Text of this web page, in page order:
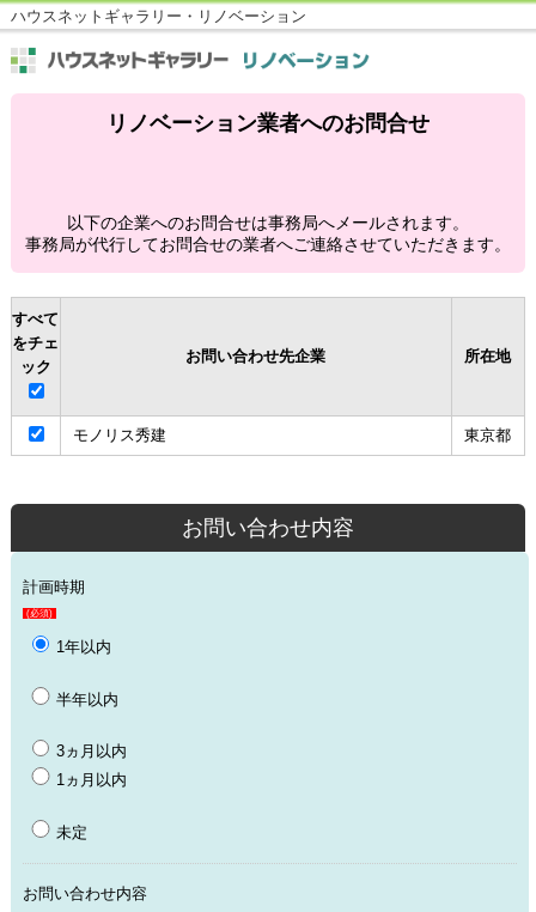
ハウスネットギャラリー・リノベーション
リノベーション業者へのお問合せ
以下の企業へのお問合せは事務局へメールされます。
事務局が代行してお問合せの業者へご連絡させていただきます。
すべて
をチェ
ック
お問い合わせ先企業 所在地
モノリス秀建 東京都
お問い合わせ内容
計画時期
(必須)
1年以内
半年以内
3ヵ月以内
1ヵ月以内
未定
お問い合わせ内容